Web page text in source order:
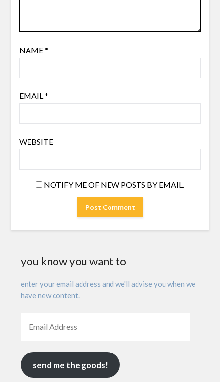
NAME*
EMAIL *
WEBSITE
NOTIFY ME OF NEW POSTS BY EMAIL.
you know you want to
enter your email address and we'll advise you when we
have new content.
send me the goods!